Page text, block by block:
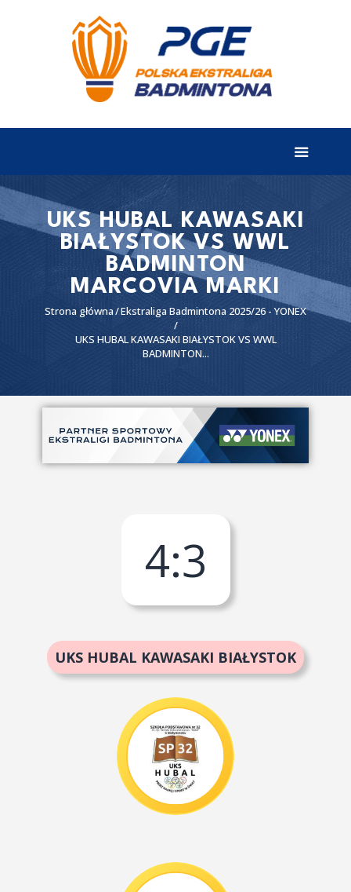
UKS HUBAL KAWASAKI
BIAŁYSTOK VS WWL
BADMINTON
MARCOVIA MARKI
Strona główna Ekstraliga Badmintona 2025/26 - YONEX
UKS HUBAL KAWASAKI BIAŁYSTOK VS WWL
BADMINTON...
EKSTRALIGA
Aktualności
Wyniki
Terminarz
Partnerzy
I liga
II liga
4:3
UKS HUBAL KAWASAKI BIAŁYSTOK